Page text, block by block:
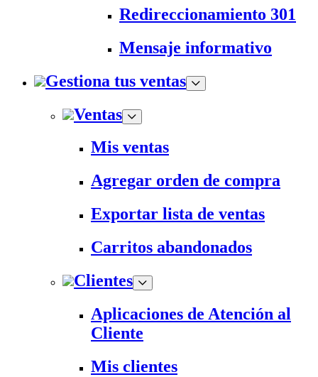
Redireccionamiento 301
Mensaje informativo
Gestiona tus ventas
Ventas
Mis ventas
Agregar orden de compra
Exportar lista de ventas
Carritos abandonados
Clientes
Aplicaciones de Atención al
Cliente
Mis clientes